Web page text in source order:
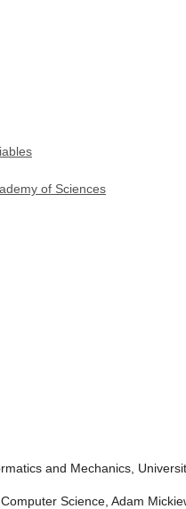
of Sciences
and Mechanics,
Science, Adam